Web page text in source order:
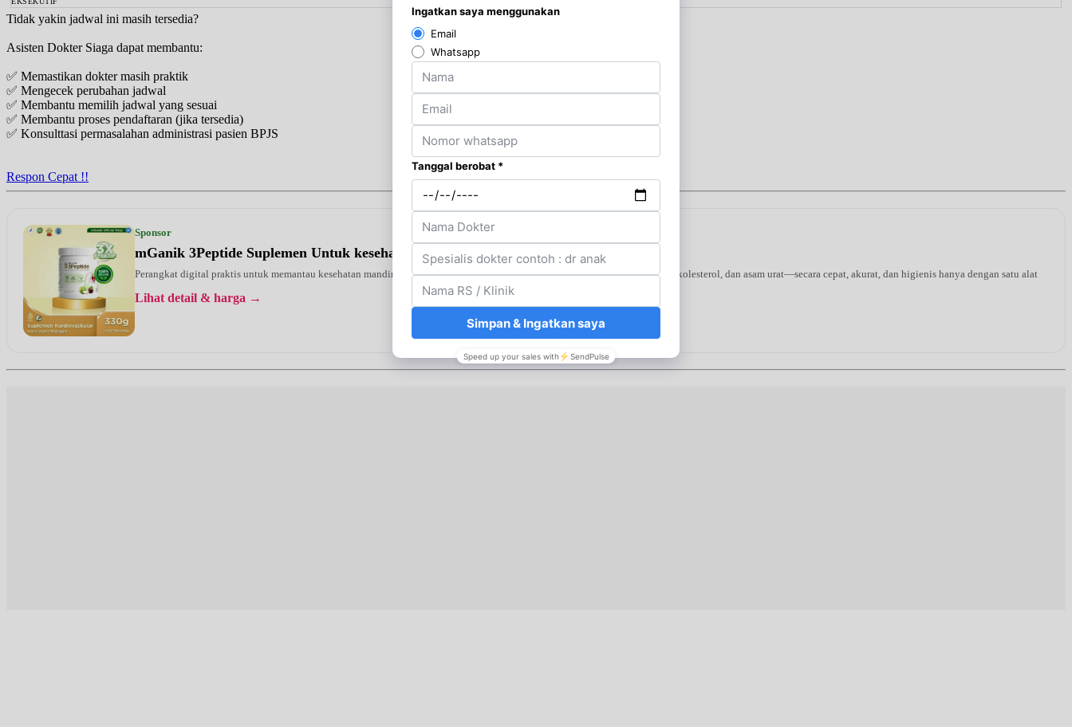
Tidak yakin jadwal ini masih tersedia?
Asisten Dokter Siaga dapat membantu:
✅ Memastikan dokter masih praktik
✅ Mengecek perubahan jadwal
✅ Membantu memilih jadwal yang sesuai
✅ Membantu proses pendaftaran (jika tersedia)
✅ Konsulttasi permasalahan administrasi pasien BPJS
Respon Cepat !!
Sponsor
mGanik 3Peptide Suplemen Untuk kesehatan Jantung
Perangkat digital praktis untuk memantau kesehatan mandiri di rumah. Alat ini mendeteksi tiga indikator utama—gula darah, kolesterol, dan asam urat—secara cepat, akurat, dan higienis hanya dengan satu alat
Lihat detail & harga →